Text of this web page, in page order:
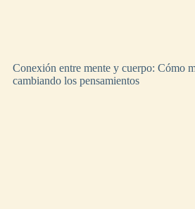
Conexión entre mente y cuerpo: Cómo
cambiando los pensamientos